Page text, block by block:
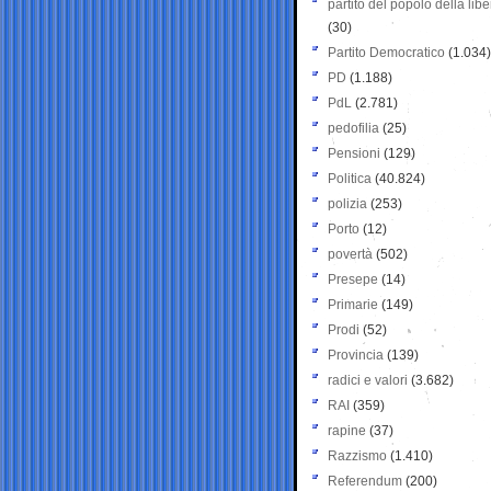
partito del popolo della
(30)
Partito Democratico (1.034)
PD (1.188)
PdL (2.781)
pedofilia (25)
Pensioni (129)
Politica (40.824)
polizia (253)
Porto (12)
povertà (502)
Presepe (14)
Primarie (149)
Prodi (52)
Provincia (139)
radici e valori (3.682)
RAI (359)
rapine (37)
Razzismo (1.410)
Referendum (200)